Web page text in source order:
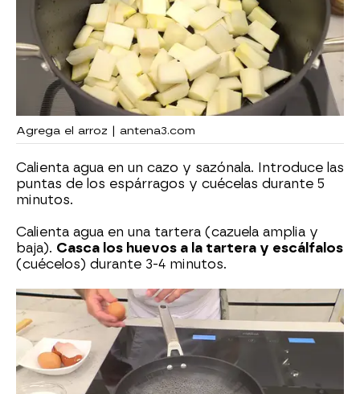
Agrega el arroz | antena3.com
Calienta agua en un cazo y sazónala. Introduce las
puntas de los espárragos y cuécelas durante 5
minutos.
Calienta agua en una tartera (cazuela amplia y
baja). Casca los huevos a la tartera y escálfalos
(cuécelos) durante 3-4 minutos.